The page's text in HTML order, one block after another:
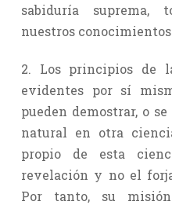
sabiduría suprema,
nuestros conocimientos.
2. Los principios de
evidentes por sí
pueden demostrar, o
natural en otra
propio de esta
revelación y no el
Por tanto, su